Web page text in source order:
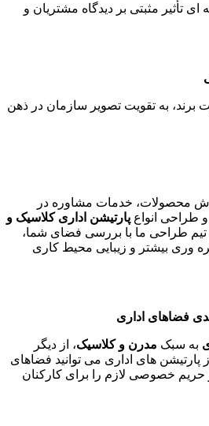
تأثیر مثبتی بر دیدگاه مشتریان و
برند، به تقویت تصویر سازمان در ذهن
محصولات، خدمات مشاوره در
و طراحی انواع پارتیشن اداری کلاسیک و
تیم طراحی ما با بررسی فضای شما،
وری بیشتر و زیبایی محیط کاری
فضاهای اداری
به سبک مدرن و کلاسیک، از دیگر
های اداری می توانید فضاهای
حریم خصوصی لازم را برای کارکنان